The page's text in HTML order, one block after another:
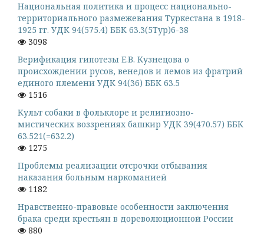
Национальная политика и процесс национально-
территориального размежевания Туркестана в 1918-
1925 гг. УДК 94(575.4) ББК 63.3(5Тур)6-38
3098
Верификация гипотезы Е.В. Кузнецова о
происхождении русов, венедов и лемов из фратрий
единого племени УДК 94(36) ББК 63.5
1516
Культ собаки в фольклоре и религиозно-
мистических воззрениях башкир УДК 39(470.57) ББК
63.521(=632.2)
1275
Проблемы реализации отсрочки отбывания
наказания больным наркоманией
1182
Нравственно-правовые особенности заключения
брака среди крестьян в дореволюционной России
880